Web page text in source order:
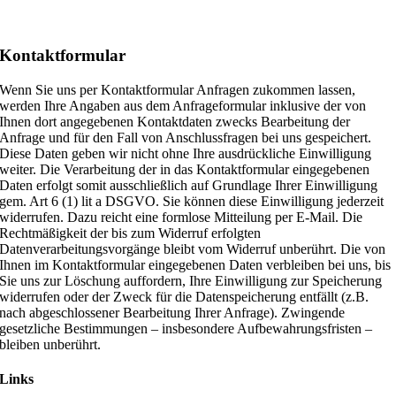
Kontaktformular
Wenn Sie uns per Kontaktformular Anfragen zukommen lassen,
werden Ihre Angaben aus dem Anfrageformular inklusive der von
Ihnen dort angegebenen Kontaktdaten zwecks Bearbeitung der
Anfrage und für den Fall von Anschlussfragen bei uns gespeichert.
Diese Daten geben wir nicht ohne Ihre ausdrückliche Einwilligung
weiter. Die Verarbeitung der in das Kontaktformular eingegebenen
Daten erfolgt somit ausschließlich auf Grundlage Ihrer Einwilligung
gem. Art 6 (1) lit a DSGVO. Sie können diese Einwilligung jederzeit
widerrufen. Dazu reicht eine formlose Mitteilung per E-Mail. Die
Rechtmäßigkeit der bis zum Widerruf erfolgten
Datenverarbeitungsvorgänge bleibt vom Widerruf unberührt. Die von
Ihnen im Kontaktformular eingegebenen Daten verbleiben bei uns, bis
Sie uns zur Löschung auffordern, Ihre Einwilligung zur Speicherung
widerrufen oder der Zweck für die Datenspeicherung entfällt (z.B.
nach abgeschlossener Bearbeitung Ihrer Anfrage). Zwingende
gesetzliche Bestimmungen – insbesondere Aufbewahrungsfristen –
bleiben unberührt.
Links